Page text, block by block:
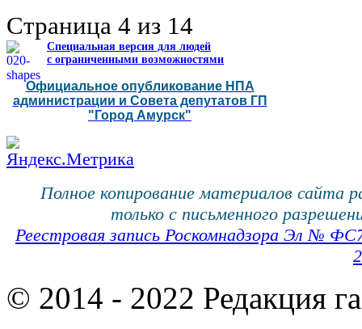
Страница 4 из 14
Специальная версия для людей
с ограниченными возможностями
Официальное опубликование НПА
администрации и Совета депутатов ГП
"Город Амурск"
Полное копирование материалов сайта
только с письменного
Реестровая запись Роскомнадзора Эл №
© 2014 - 2022 Редакция